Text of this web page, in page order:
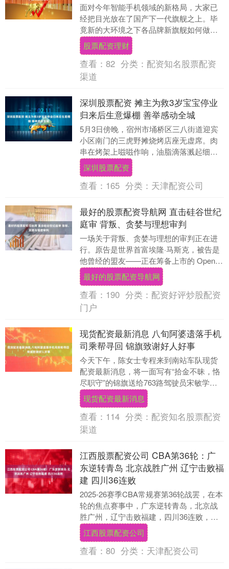
面对今年智能手机领域的新格局，大家已
经把目光放在了国产下一代旗舰之上。毕
竟新的大环境之下各品牌新旗舰如何做成
为行业最关注的点。好在有爆料人士的存
在，下一代旗舰的....
股票配资理财
查看： 82 分类： 配资知名股票配资
渠道
深圳股票配资 摊主为救3岁宝宝停业
归来后生意爆棚 善举感动全城
5月3日傍晚，宿州市埇桥区三八街道迎宾
小区南门的三虎野摊烧烤店座无虚席。肉
串在烤架上嗞嗞作响，油脂滴落溅起细小
火花。有人冲店主邵三虎喊：“老板，身体
扛得住不？”....
深圳股票配资
查看： 165 分类： 天津配资公司
最好的股票配资导航网 直击硅谷世纪
庭审 背叛、贪婪与理想审判
一场关于背叛、贪婪与理想的审判正在进
行。原告是世界首富埃隆·马斯克，被告是
他曾经的盟友——正在筹备上市的 OpenAI
及其 CEO 山姆·奥尔特曼和总裁格雷格....
最好的股票配资导航网
查看： 190 分类： 配资好评炒股配资
门户
现货配资最新消息 八旬阿婆遗落手机
司乘帮寻回 锦旗致谢好人好事
今天下午，陈女士专程来到南站车队现货
配资最新消息，将一面写有“拾金不昧，恪
尽职守”的锦旗送给763路驾驶员宋敏学和
乘务员甄燕萍，感谢他们保管并归还她的
手机。 昨....
现货配资最新消息
查看： 114 分类： 配资知名股票配资
渠道
江西股票配资公司 CBA第36轮：广
东逆转青岛 北京战胜广州 辽宁击败福
建 四川36连败
2025-26赛季CBA常规赛第36轮战罢，在本
轮的焦点赛事中，广东逆转青岛，北京战
胜广州，辽宁击败福建，四川36连败，上
海豪取17连胜。 🏀豪取11连胜！深圳....
江西股票配资公司
查看： 80 分类： 天津配资公司